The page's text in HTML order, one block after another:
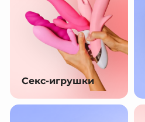
Секс-игрушки